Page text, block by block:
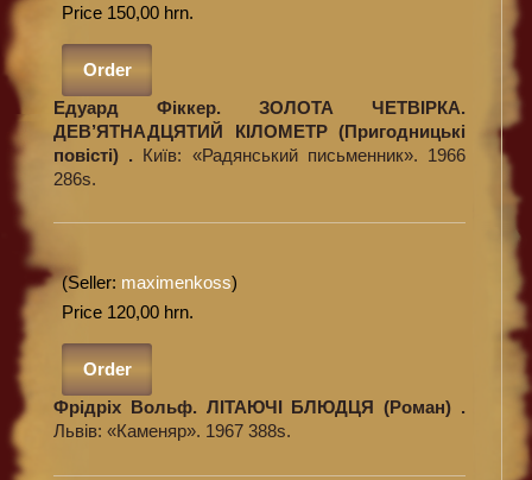
Price 150,00 hrn.
Order
Едуард Фіккер. ЗОЛОТА ЧЕТВІРКА.
ДЕВ’ЯТНАДЦЯТИЙ КІЛОМЕТР (Пригодницькі
повісті) . Київ: «Радянський письменник». 1966
286s.
(Seller: maximenkoss)
Price 120,00 hrn.
Order
Фрідріх Вольф. ЛІТАЮЧІ БЛЮДЦЯ (Роман) .
Львів: «Каменяр». 1967 388s.